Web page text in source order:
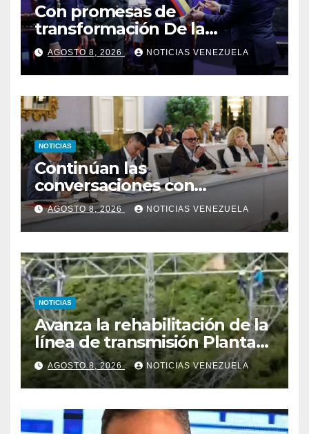
Con promesas de
transformación De la
Espriella jura como
presidente de Colombia
AGOSTO 8, 2026 NOTICIAS VENEZUELA
NOTICIAS
Continúan las
conversaciones con
delegación de la Asamblea
Nacional de 2015
AGOSTO 8, 2026 NOTICIAS VENEZUELA
NOTICIAS
Avanza la rehabilitación de la
línea de transmisión Planta
Centro – Yaracuy
AGOSTO 8, 2026 NOTICIAS VENEZUELA